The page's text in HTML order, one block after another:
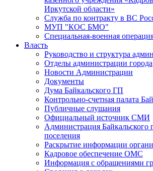
Иркутской области»
Служба по контракту в ВС
МУП "КОС БМО"
Специальная-военная
Власть
Руководство и структура
Отделы администрации города
Новости Администрации
Документы
Дума Байкальского ГП
Контрольно-счетная палата
Публичные слушания
Официальный источник СМИ
Администрация Байкальского
поселения
Раскрытие информации
Кадровое обеспечение ОМС
Информация с обращениями